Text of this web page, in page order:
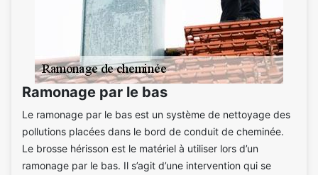
Ramonage par le bas
Le ramonage par le bas est un système de nettoyage des
pollutions placées dans le bord de conduit de cheminée.
Le brosse hérisson est le matériel à utiliser lors d’un
ramonage par le bas. Il s’agit d’une intervention qui se